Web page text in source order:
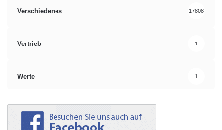
Verschiedenes 17808
Vertrieb 1
Werte 1